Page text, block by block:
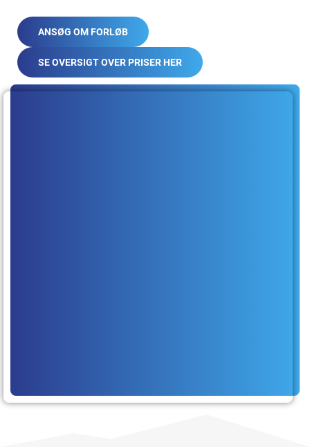
ANSØG OM FORLØB
SE OVERSIGT OVER PRISER HER